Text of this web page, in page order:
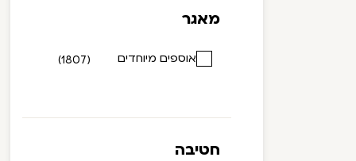
מאגר
אוספים מיוחדים (1807)
חטיבה